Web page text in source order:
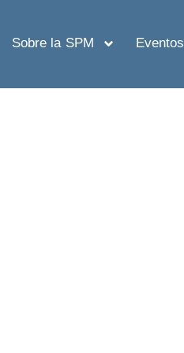
Sobre la SPM Eventos